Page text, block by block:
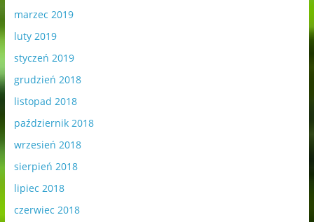
marzec 2019
luty 2019
styczeń 2019
grudzień 2018
listopad 2018
październik 2018
wrzesień 2018
sierpień 2018
lipiec 2018
czerwiec 2018